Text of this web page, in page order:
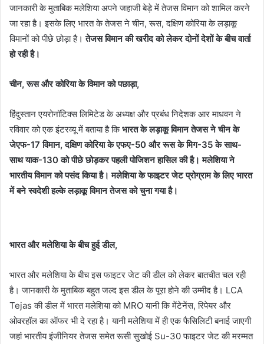
जानकारी के मुताबिक मलेशिया अपने जहाजी बेड़े में तेजस विमान को शामिल करने
जा रहा है। इसके लिए भारत के तेजस ने चीन, रूस, दक्षिण कोरिया के लड़ाकू
विमानों को पीछे छोड़ा है।तेजस विमान की खरीद को लेकर दोनों देशों के बीच वार्ता
हो रही है।
चीन, रूस और कोरिया के विमान को पछाड़ा,
हिंदुस्तान एयरोनॉटिक्स लिमिटेड के अध्यक्ष और प्रबंध निदेशक आर माधवन ने
रविवार को एक इंटरव्यू में बताया है किभारत के लड़ाकू विमान तेजस ने चीन के
जेएफ-17 विमान, दक्षिण कोरिया के एफए-50 और रूस के मिग-35 के साथ-
साथ याक-130 को पीछे छोड़कर पहली पोजिशन हासिल की है। मलेशिया ने
भारतीय विमान को पसंद किया है। मलेशिया के फाइटर जेट प्रोग्राम के लिए भारत
में बने स्वदेशी हल्के लड़ाकू विमान तेजस को चुना गया है।
भारत और मलेशिया के बीच हुई डील,
भारत और मलेशिया के बीच इस फाइटर जेट की डील को लेकर बातचीत चल रही
है। जानकारी के मुताबिक बहुत जल्द इस डील के पूरा होने की उम्मीद है। LCA
Tejas की डील में भारत मलेशिया को MRO यानी कि मेंटेनेंस, रिपेयर और
ओवरहॉल का ऑफर भी दे रहा है। यानी मलेशिया में ही एक फैसिलिटी बनाई जाएगी
जहां भारतीय इंजीनियर तेजस समेत रूसी सुखोई Su-30 फाइटर जेट की मरम्मत